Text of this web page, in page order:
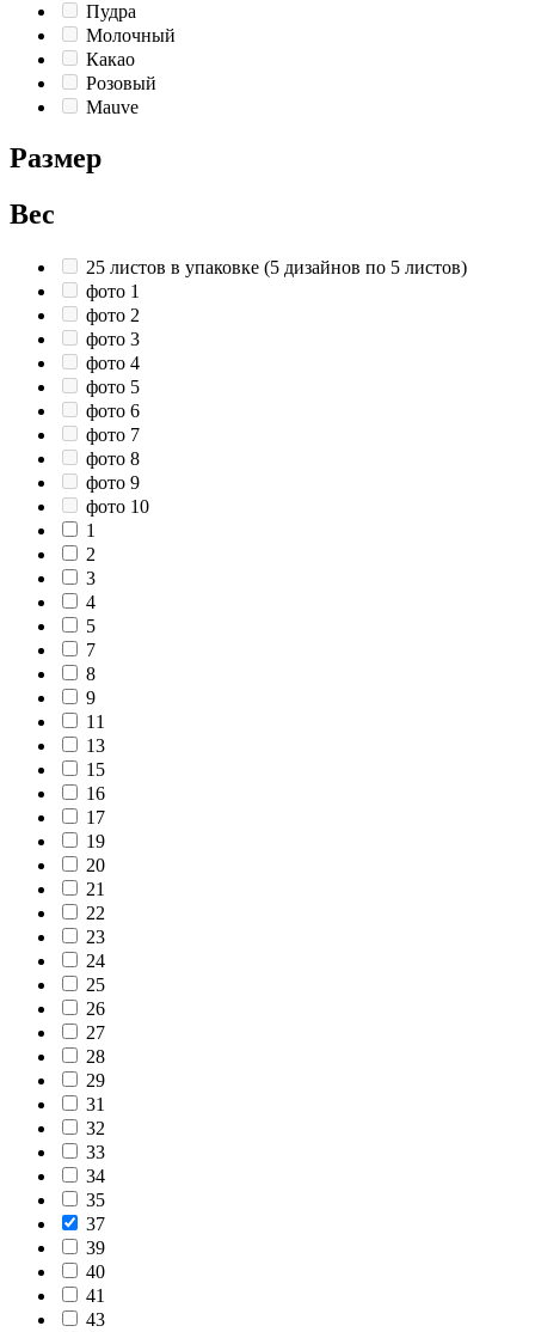
Пудра
Молочный
Какао
Розовый
Mauve
Размер
Вес
25 листов в упаковке (5 дизайнов по 5 листов)
фото 1
фото 2
фото 3
фото 4
фото 5
фото 6
фото 7
фото 8
фото 9
фото 10
1
2
3
4
5
7
8
9
11
13
15
16
17
19
20
21
22
23
24
25
26
27
28
29
31
32
33
34
35
37
39
40
41
43